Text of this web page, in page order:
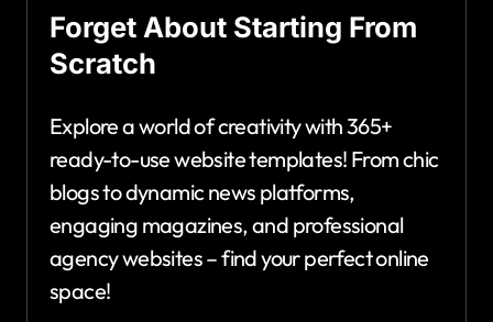
Forget About Starting From
Scratch
Explore a world of creativity with 365+
ready-to-use website templates! From chic
blogs to dynamic news platforms,
engaging magazines, and professional
agency websites – find your perfect online
space!